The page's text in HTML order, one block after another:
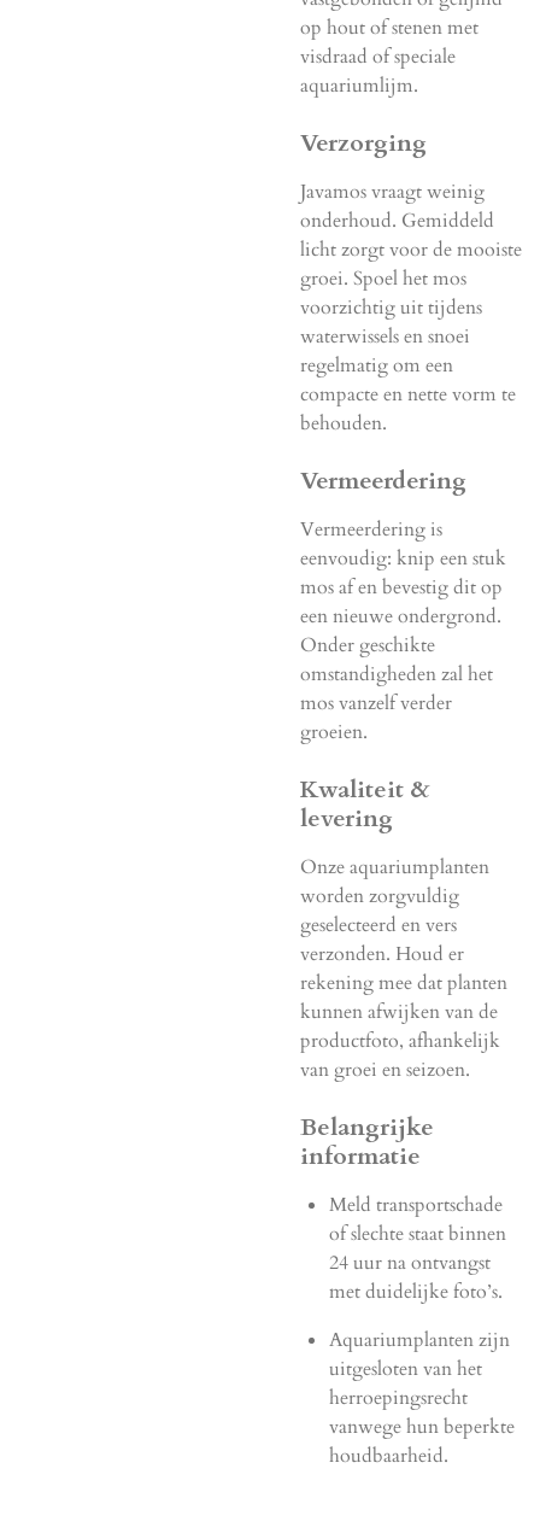
op hout of stenen met
visdraad of speciale
aquariumlijm.
Verzorging
Javamos vraagt weinig
onderhoud. Gemiddeld
licht zorgt voor de mooiste
groei. Spoel het mos
voorzichtig uit tijdens
waterwissels en snoei
regelmatig om een
compacte en nette vorm te
behouden.
Vermeerdering
Vermeerdering is
eenvoudig: knip een stuk
mos af en bevestig dit op
een nieuwe ondergrond.
Onder geschikte
omstandigheden zal het
mos vanzelf verder
groeien.
Kwaliteit &
levering
Onze aquariumplanten
worden zorgvuldig
geselecteerd en vers
verzonden. Houd er
rekening mee dat planten
kunnen afwijken van de
productfoto, afhankelijk
van groei en seizoen.
Belangrijke
informatie
Meld transportschade
of slechte staat binnen
24 uur na ontvangst
met duidelijke foto’s.
Aquariumplanten zijn
uitgesloten van het
herroepingsrecht
vanwege hun beperkte
houdbaarheid.